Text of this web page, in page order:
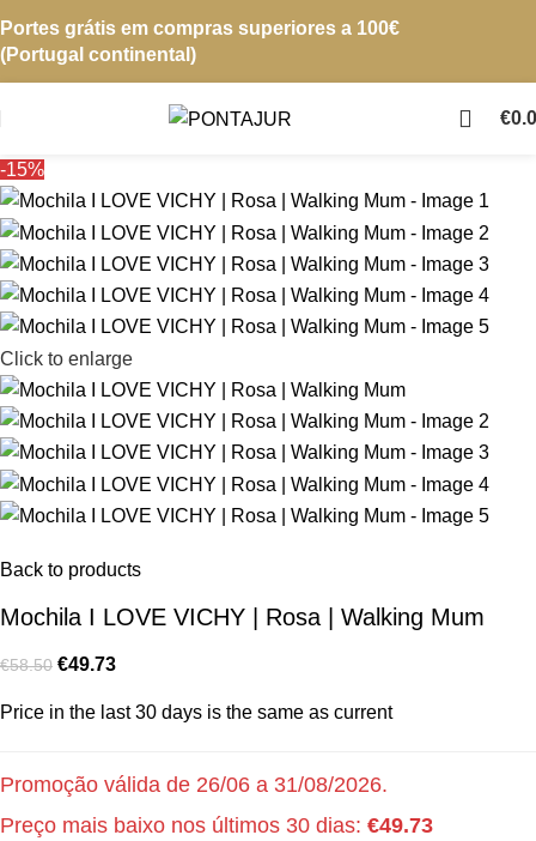
Portes grátis em compras superiores a 100€
(Portugal continental)
€
-15%
Click to enlarge
Back to products
Mochila I LOVE VICHY | Rosa | Walking Mum
€58.50 €49.73
Price in the last 30 days is the same as current
Promoção válida de 26/06 a 31/08/2026.
Preço mais baixo nos últimos 30 dias: €49.73